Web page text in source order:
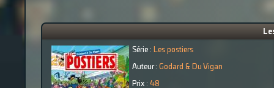
Série : Les postiers
Auteur : Godard & Du Vigan
Prix : 48